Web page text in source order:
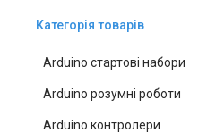
Категорія товарів
Arduino стартові набори
Arduino розумні роботи
Arduino контролери